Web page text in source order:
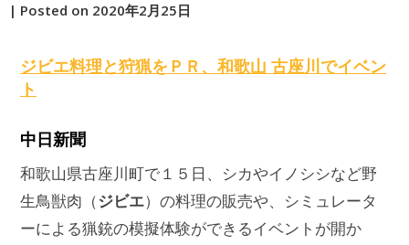
by
| Posted on 2020年2月25日
ジビエ料理と狩猟をＰＲ、和歌山 古座川でイベン
ト
中日新聞
和歌山県古座川町で１５日、シカやイノシシなど野
生鳥獣肉（ジビエ）の料理の販売や、シミュレータ
ーによる猟銃の模擬体験ができるイベントが開か